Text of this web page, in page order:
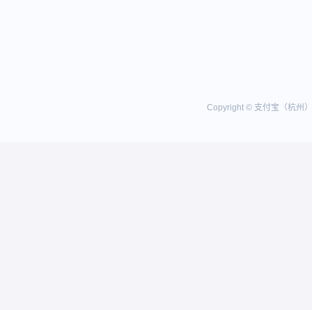
Copyright © 支付宝（杭州